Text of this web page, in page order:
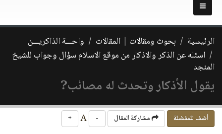
الرئيسية بحوث ومقالات | المقالات
واحـــة الذاكريـــن
اسئله عن الذكر والاذكار من موقع الاسلام سؤال وجواب للشيخ
المنجد
يقول الأذكار وتحدث له مصائب?
أضف للمفضلة مشاركة المقال -
+